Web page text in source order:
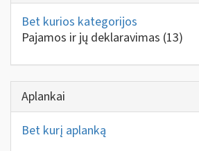
Bet kurios kategorijos
Pajamos ir jų deklaravimas (13)
Aplankai
Bet kurį aplanką